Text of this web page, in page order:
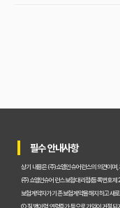
필수 안내사항
상기 내용은 (주)쇼엠인슈어런스의 의견이며
(주)쇼엠인슈어런스 보험대리점(등록번호
보험계약자가 기존 보험계약을 해지하고 새
① 질병이력, 연령증가 등으로 가입이 거절되